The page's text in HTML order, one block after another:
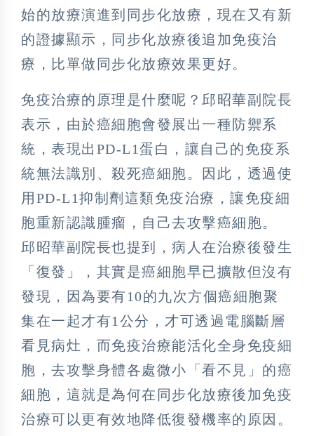
始的放療演進到同步化放療，現在又有新
的證據顯示，同步化放療後追加免疫治
療，比單做同步化放療效果更好。
免疫治療的原理是什麼呢？邱昭華副院長
表示，由於癌細胞會發展出一種防禦系
統，表現出PD-L1蛋白，讓自己的免疫系
統無法識別、殺死癌細胞。因此，透過使
用PD-L1抑制劑這類免疫治療，讓免疫細
胞重新認識腫瘤，自己去攻擊癌細胞。
邱昭華副院長也提到，病人在治療後發生
「復發」，其實是癌細胞早已擴散但沒有
發現，因為要有10的九次方個癌細胞聚
集在一起才有1公分，才可透過電腦斷層
看見病灶，而免疫治療能活化全身免疫細
胞，去攻擊身體各處微小「看不見」的癌
細胞，這就是為何在同步化放療後加免疫
治療可以更有效地降低復發機率的原因。